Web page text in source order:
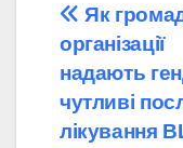
Як
організації
надають
чутливі
лікування